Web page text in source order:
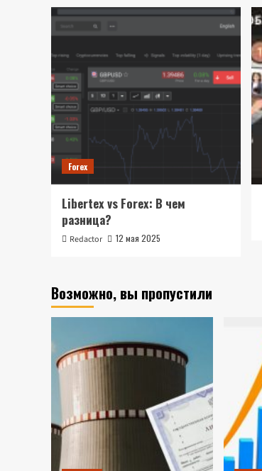
Forex
Libertex vs Forex: В чем
разница?
Redactor 12 мая 2025
Возможно, вы пропустили